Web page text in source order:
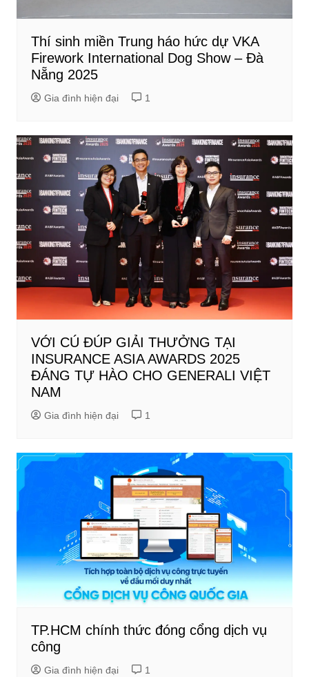
Thí sinh miền Trung háo hức dự VKA
Firework International Dog Show – Đà
Nẵng 2025
Gia đình hiện đại 1
VỚI CÚ ĐÚP GIẢI THƯỞNG TẠI
INSURANCE ASIA AWARDS 2025
ĐÁNG TỰ HÀO CHO GENERALI VIỆT
NAM
Gia đình hiện đại 1
TP.HCM chính thức đóng cổng dịch vụ
công
Gia đình hiện đại 1